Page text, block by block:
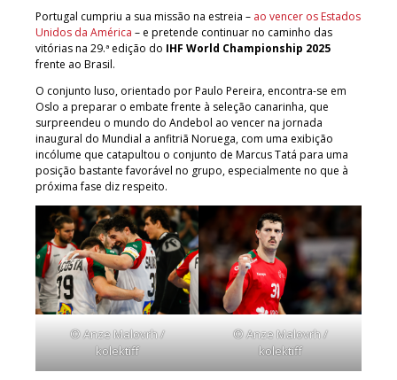
Portugal cumpriu a sua missão na estreia – ao vencer os Estados
Unidos da América – e pretende continuar no caminho das
vitórias na 29.ª edição do IHF World Championship 2025
frente ao Brasil.
O conjunto luso, orientado por Paulo Pereira, encontra-se em
Oslo a preparar o embate frente à seleção canarinha, que
surpreendeu o mundo do Andebol ao vencer na jornada
inaugural do Mundial a anfitriã Noruega, com uma exibição
incólume que catapultou o conjunto de Marcus Tatá para uma
posição bastante favorável no grupo, especialmente no que à
próxima fase diz respeito.
© Anze Malovrh /
kolektiff
© Anze Malovrh /
kolektiff